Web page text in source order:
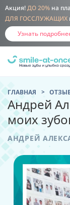
Акция! ДО 20% на
ДЛЯ ГОССЛУЖАЩИХ
Узнать
ГЛАВНАЯ
Андрей
моих
АНДРЕЙ